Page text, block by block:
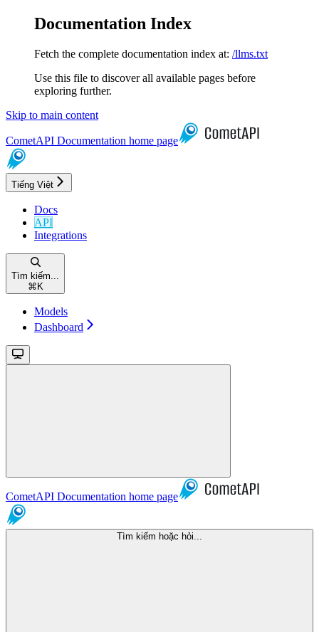
Documentation Index
Fetch the complete documentation index at: /llms.txt
Use this file to discover all available pages before
exploring further.
Skip to main content
CometAPI Documentation home page
Tiếng Việt
Docs
API
Integrations
Tìm kiếm...
⌘ K
Models
Dashboard
CometAPI Documentation home page
Tìm kiếm hoặc hỏi...